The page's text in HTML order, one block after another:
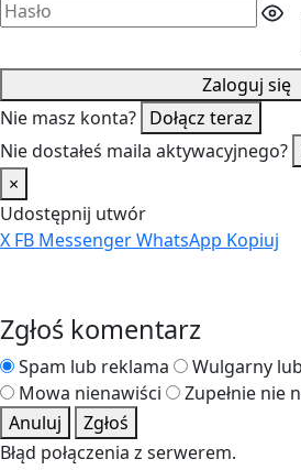
Zaloguj się
Nie masz konta? Dołącz teraz
Nie dostałeś maila aktywacyjnego?
×
Udostępnij utwór
X FB MessengerWhatsApp Kopiuj
Zgłoś komentarz
Spam lub reklama
Wulgarny
Mowa nienawiści
Zupełnie nie
Anuluj
Zgłoś
Błąd połączenia z serwerem.